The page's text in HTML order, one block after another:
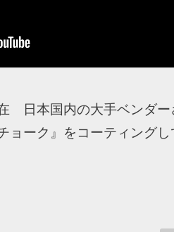
日本国内の大手ベンダ
ョーク』をコーティングし